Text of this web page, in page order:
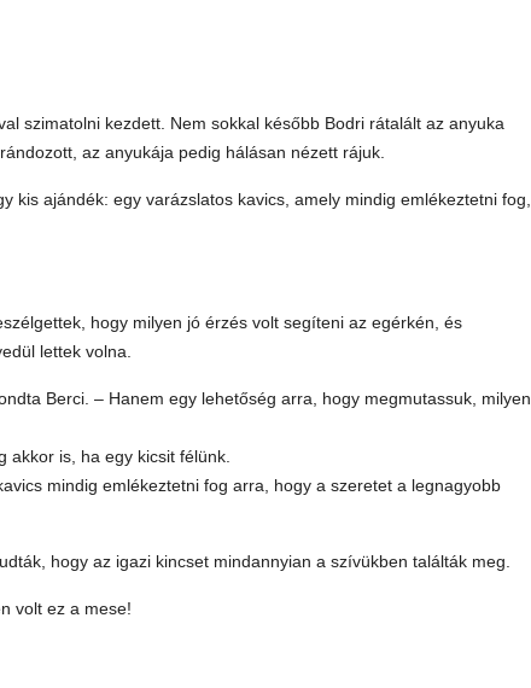
szimatolni kezdett. Nem sokkal később Bodri rátalált az anyuka
az anyukája pedig hálásan nézett rájuk.
ajándék: egy varázslatos kavics, amely mindig emlékeztetni fog,
hogy milyen jó érzés volt segíteni az egérkén, és
lettek volna.
Berci. – Hanem egy lehetőség arra, hogy megmutassuk, milyen
is, ha egy kicsit félünk.
mindig emlékeztetni fog arra, hogy a szeretet a legnagyobb
hogy az igazi kincset mindannyian a szívükben találták meg.
volt ez a mese!